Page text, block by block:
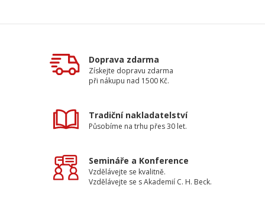
Doprava zdarma
Získejte dopravu zdarma
při nákupu nad 1500 Kč.
Tradiční nakladatelství
Působíme na trhu přes 30 let.
Semináře a Konference
Vzdělávejte se kvalitně.
Vzdělávejte se s Akademií C. H. Beck.